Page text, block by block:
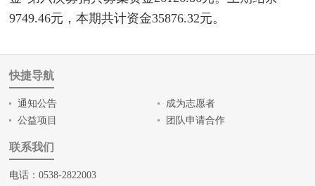
9749.46元，本期共计资金35876.32元。
快捷导航
通知公告
公益项目
成为志愿者
团队申请合作
联系我们
电话：0538-2822003